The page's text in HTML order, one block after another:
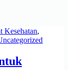
Kesehatan,